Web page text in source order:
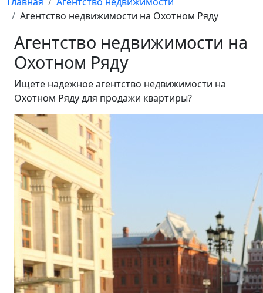
Агентство недвижимости на Охотном Ряду
Агентство недвижимости на
Охотном Ряду
Ищете надежное агентство недвижимости на
Охотном Ряду для продажи квартиры?